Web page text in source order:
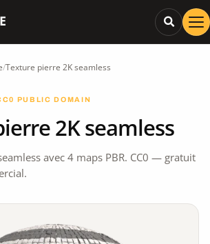
/Texture pierre 2K seamless
PUBLIC DOMAIN
2K seamless
avec 4 maps PBR. CC0 — gratuit